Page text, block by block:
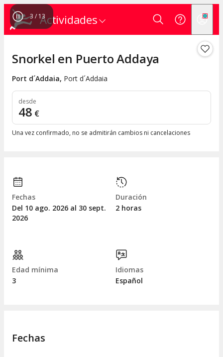
Actividades
3 / 13
Snorkel en Puerto Addaya
Port d´Addaia, Port d´Addaia
desde
48 €
Una vez confirmado, no se admitirán cambios ni cancelaciones
Fechas
Del 10 ago. 2026 al 30 sept.
2026
Duración
2 horas
Edad mínima
3
Idiomas
Español
Fechas